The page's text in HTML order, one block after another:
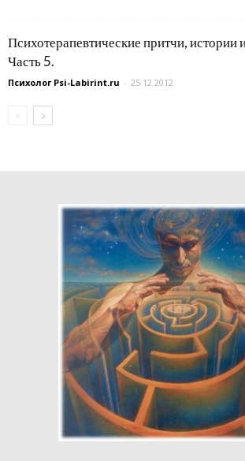
Психотерапевтические притчи, истории
Часть 5.
Психолог Psi-Labirint.ru - 25.12.2012